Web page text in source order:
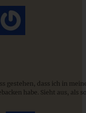
gestehen, dass ich in
habe. Sieht aus, als